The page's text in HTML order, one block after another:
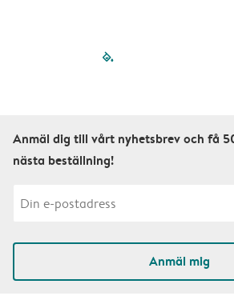
filled-
Anmäl dig till vårt nyhetsbrev och få
nästa beställning!
Anmäl mig